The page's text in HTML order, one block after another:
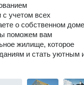
с учетом всех
о собственном доме
поможем вам
жилище, которое
и стать уютным